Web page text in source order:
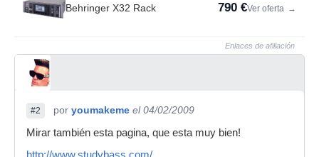
Behringer X32 Rack 790 €Ver oferta →
Enlaces de afiliación
#2 por youmakeme el 04/02/2009
Mirar también esta pagina, que esta muy bien!